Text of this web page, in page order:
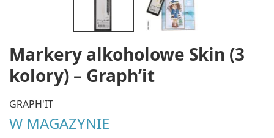
Markery alkoholowe Skin (3
kolory) – Graph’it
GRAPH'IT
W MAGAZYNIE